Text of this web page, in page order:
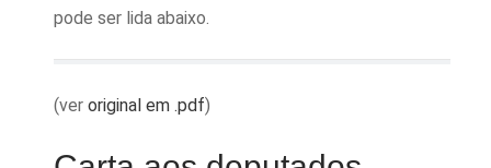
pode ser lida abaixo.
(ver original em .pdf)